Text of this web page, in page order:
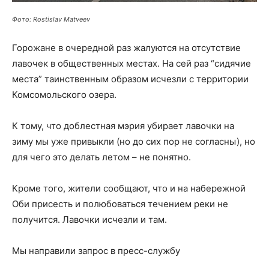
Фото: Rostislav Matveev
Горожане в очередной раз жалуются на отсутствие
лавочек в общественных местах. На сей раз “сидячие
места” таинственным образом исчезли с территории
Комсомольского озера.
К тому, что доблестная мэрия убирает лавочки на
зиму мы уже привыкли (но до сих пор не согласны), но
для чего это делать летом – не понятно.
Кроме того, жители сообщают, что и на набережной
Оби присесть и полюбоваться течением реки не
получится. Лавочки исчезли и там.
Мы направили запрос в пресс-службу